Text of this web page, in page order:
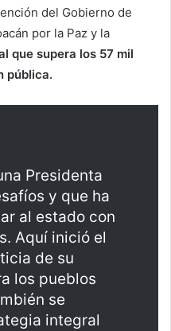
del Gobierno de
por la Paz y la
que supera los 57 mil
pública.
Presidenta
y que ha
al estado con
Aquí inició el
de su
los pueblos
se
integral